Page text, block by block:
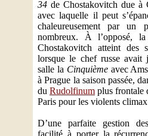
34 de Chostakovitch due à
avec laquelle il peut
chaleureusement par un
nombreux. À l’opposé,
Chostakovitch atteint des
lorsque le chef russe avait
salle la Cinquièmeavec
à Prague la saison passée,
du Rudolfinum plus frontale
Paris pour les violents
D’une parfaite gestion
facilité à porter la